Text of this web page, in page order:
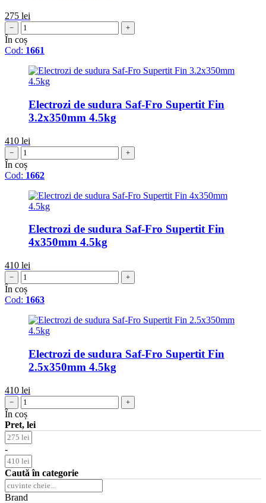
275 lei
− +
În coș
Cod: 1661
Electrozi de sudura Saf-Fro Supertit Fin
3.2x350mm 4.5kg
410 lei
− +
În coș
Cod: 1662
Electrozi de sudura Saf-Fro Supertit Fin
4x350mm 4.5kg
410 lei
− +
În coș
Cod: 1663
Electrozi de sudura Saf-Fro Supertit Fin
2.5x350mm 4.5kg
410 lei
− +
În coș
Pret, lei
-
Caută în categorie
Brand